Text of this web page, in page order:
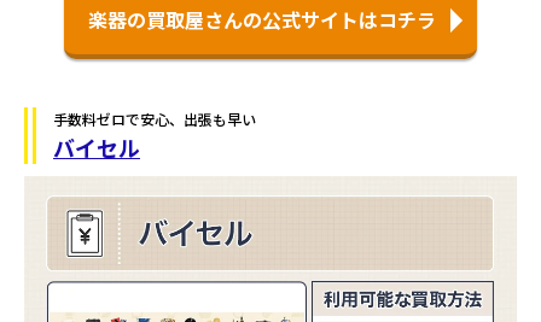
楽器の買取屋さんの公式サイトはコチラ
手数料ゼロで安心、出張も早い
バイセル